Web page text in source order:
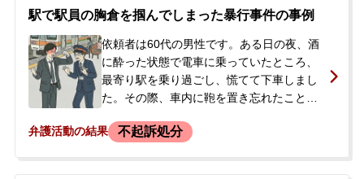
初の国選弁護人の対応に不安を感じたご家
族が、正式に私選弁護人として弁護を依頼
されました。
駅で駅員の胸倉を掴んでしまった暴行事件の事例
依頼者は60代の男性です。ある日の夜、酒
に酔った状態で電車に乗っていたところ、
最寄り駅を乗り過ごし、慌てて下車しまし
た。その際、車内に鞄を置き忘れたことに
駅員に求めましたが、口論となりました。
弁護活動の結果 不起訴処分